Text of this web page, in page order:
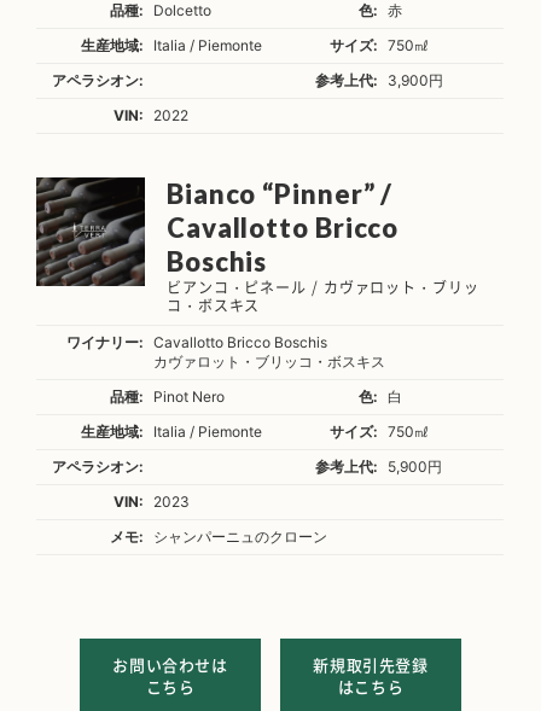
品種:
Dolcetto 色:
赤
生産地域:
Italia / Piemonte サイズ:
750㎖
アペラシオン:
参考上代:
3,900円
VIN:
2022
Bianco “Pinner” /
Cavallotto Bricco
Boschis
ビアンコ・ピネール / カヴァロット・ブリッ
コ・ボスキス
ワイナリー:
Cavallotto Bricco Boschis
カヴァロット・ブリッコ・ボスキス
品種:
Pinot Nero 色:
白
生産地域:
Italia / Piemonte サイズ:
750㎖
アペラシオン:
参考上代:
5,900円
VIN:
2023
メモ:
シャンパーニュのクローン
お問い合わせは
こちら
新規取引先登録
はこちら